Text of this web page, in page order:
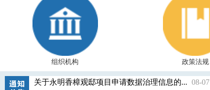
组织机构 政策法规
关于永明香樟观邸项目申请数据治理信息的... 08-07